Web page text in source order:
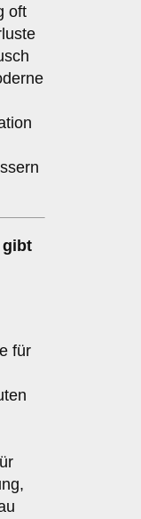
oft
gibt
für